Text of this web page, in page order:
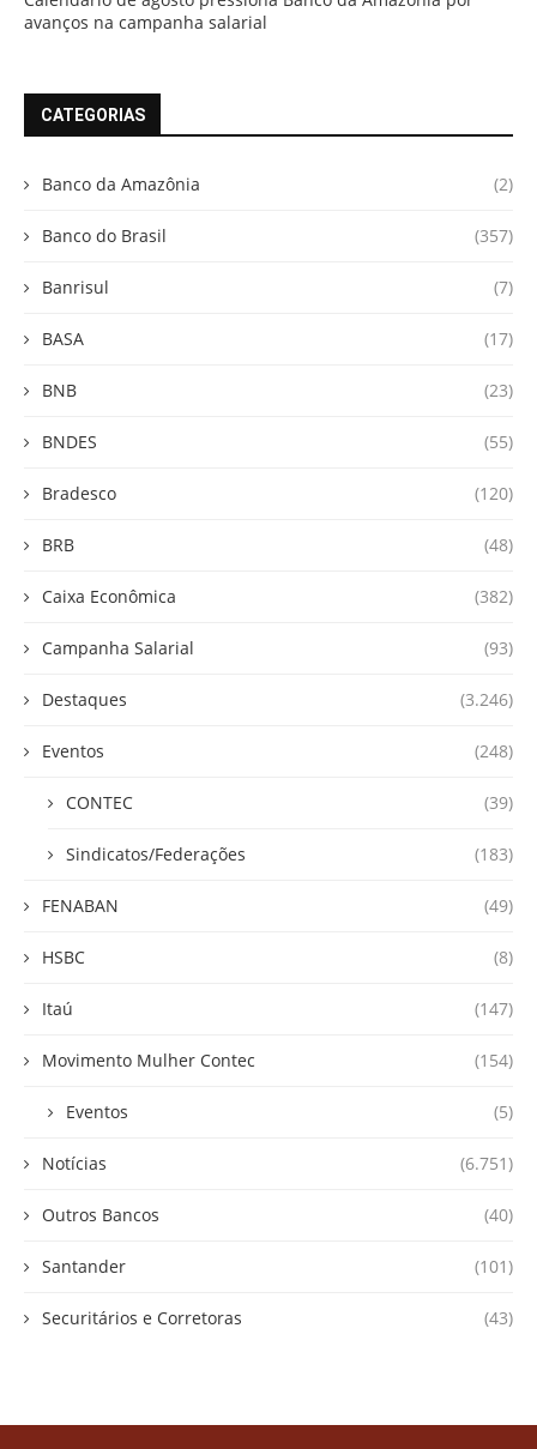
avanços na campanha salarial
CATEGORIAS
Banco da Amazônia (2)
Banco do Brasil (357)
Banrisul (7)
BASA (17)
BNB (23)
BNDES (55)
Bradesco (120)
BRB (48)
Caixa Econômica (382)
Campanha Salarial (93)
Destaques (3.246)
Eventos (248)
CONTEC (39)
Sindicatos/Federações (183)
FENABAN (49)
HSBC (8)
Itaú (147)
Movimento Mulher Contec (154)
Eventos (5)
Notícias (6.751)
Outros Bancos (40)
Santander (101)
Securitários e Corretoras (43)